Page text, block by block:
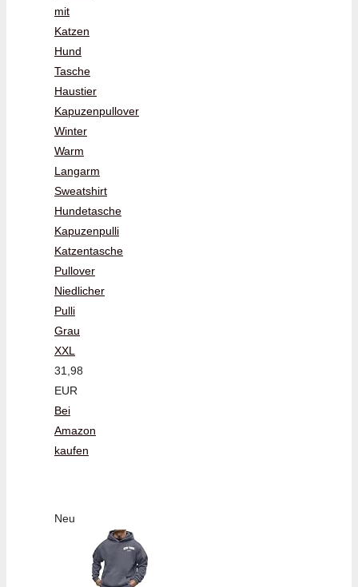
mit
Katzen
Hund
Tasche
Haustier
Kapuzenpullover
Winter
Warm
Langarm
Sweatshirt
Hundetasche
Kapuzenpulli
Katzentasche
Pullover
Niedlicher
Pulli
Grau
XXL
31,98
EUR
Bei
Amazon
kaufen
Neu